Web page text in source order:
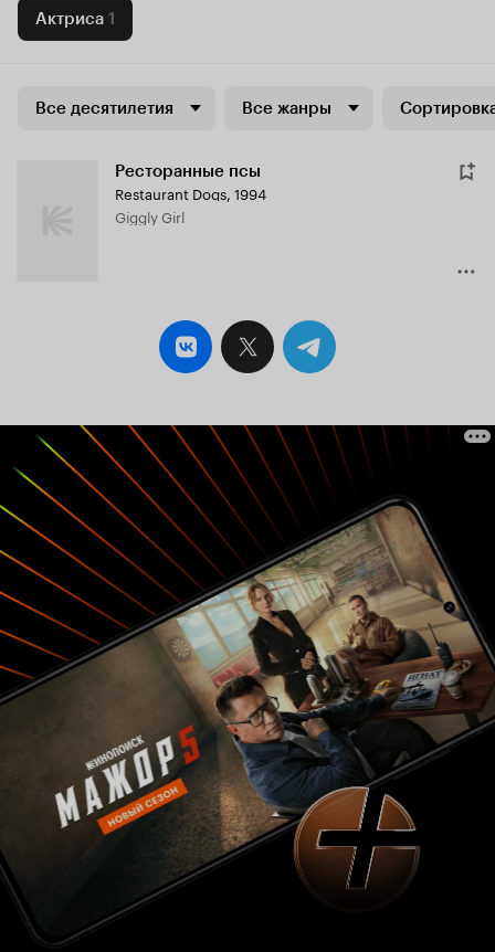
Актриса 1
Все десятилетия Все жанры
Ресторанные псы
Restaurant Dogs, 1994
Giggly Girl